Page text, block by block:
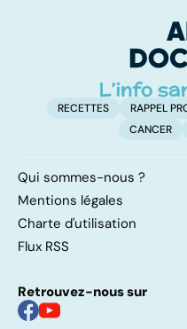
RECETTES RAPPEL
CANCER
Qui sommes-nous ?
Mentions légales
Charte d'utilisation
Flux RSS
Retrouvez-nous sur